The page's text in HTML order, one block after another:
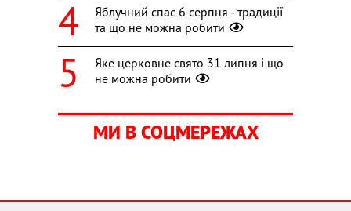
Яблучний спас 6 серпня - традиції
та що не можна робити
Яке церковне свято 31 липня і що
не можна робити
МИ В СОЦМЕРЕЖАХ